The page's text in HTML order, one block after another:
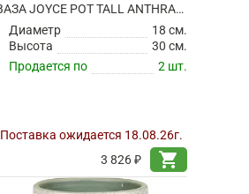
ВАЗА JOYCE POT TALL ANTHRACITE
Диаметр
18 см.
Высота
30 см.
Продается по
2 шт.
Поставка ожидается 18.08.26г.
3 826 ₽
shopping_cart